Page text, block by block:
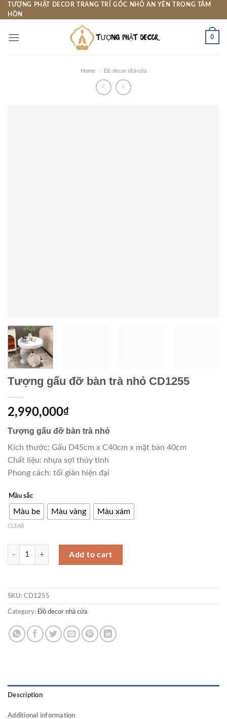
Skip
to
TƯỢNG PHẬT DECOR TRANG TRÍ GÓC NHỎ AN YÊN TRONG TÂM
HỒN
0
Home / Đồ decor nhà cửa
Tượng gấu đỡ bàn trà nhỏ CD1255
2,990,000₫
Tượng gấu đỡ bàn trà nhỏ
Kích thước: Gấu D45cm x C40cm x mặt bàn 40cm
Chất liệu: nhựa sợi thủy tinh
Phong cách: tối giản hiện đại
Mầu sắc
Màu be Màu vàng Màu xám
CLEAR
Tượng gấu đỡ bàn trà nhỏ CD1255 quantity
Add to cart
SKU: CD1255
Category: Đồ decor nhà cửa
Description
Additional information